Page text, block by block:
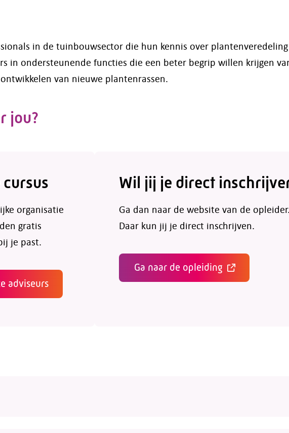
in de tuinbouwsector die hun kennis over
in ondersteunende functies die een beter begrip willen krijgen
van nieuwe plantenrassen.
jou?
organisatie
gratis
je past.
adviseurs
Wil jij je direct
Ga dan naar de website van de
Daar kun jij je direct inschrijven.
Ga naar de opleiding